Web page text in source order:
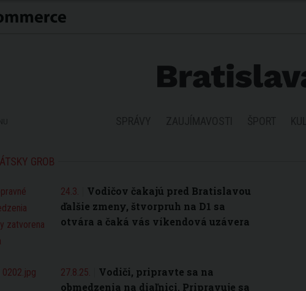
GROB
24.3.
Vodičov čakajú pred Bratislavou
ďalšie zmeny, štvorpruh na D1 sa
otvára a čaká vás víkendová uzávera
27.8.25.
Vodiči, pripravte sa na
obmedzenia na diaľnici. Pripravuje sa